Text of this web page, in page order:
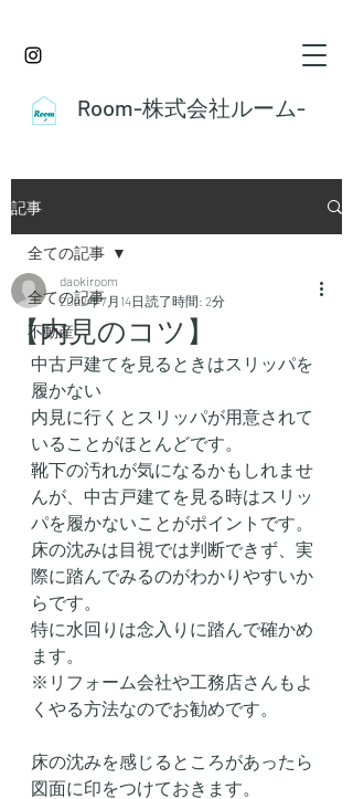
Room-株式会社ルーム-
記事
全ての記事
不動産
全ての記事
【内見のコツ】
daokiroom
2022年7月14日 読了時間: 2分
中古戸建てを見るときはスリッパを
履かない
内見に行くとスリッパが用意されて
いることがほとんどです。
靴下の汚れが気になるかもしれませ
んが、中古戸建てを見る時はスリッ
パを履かないことがポイントです。
床の沈みは目視では判断できず、実
際に踏んでみるのがわかりやすいか
らです。
特に水回りは念入りに踏んで確かめ
ます。
※リフォーム会社や工務店さんもよ
くやる方法なのでお勧めです。
床の沈みを感じるところがあったら
図面に印をつけておきます。